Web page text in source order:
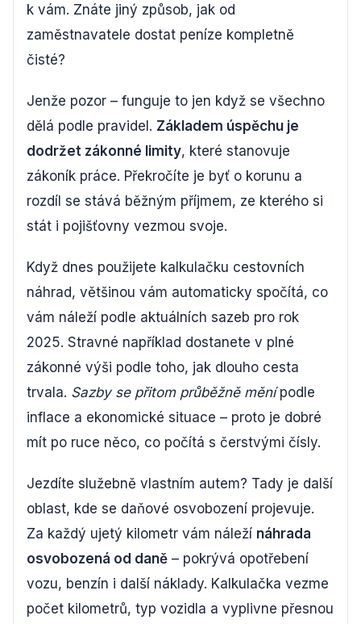
k vám. Znáte jiný způsob, jak od
zaměstnavatele dostat peníze kompletně
čisté?
Jenže pozor – funguje to jen když se všechno
dělá podle pravidel. Základem úspěchu je
dodržet zákonné limity, které stanovuje
zákoník práce. Překročíte je byť o korunu a
rozdíl se stává běžným příjmem, ze kterého si
stát i pojišťovny vezmou svoje.
Když dnes použijete kalkulačku cestovních
náhrad, většinou vám automaticky spočítá, co
vám náleží podle aktuálních sazeb pro rok
2025. Stravné například dostanete v plné
zákonné výši podle toho, jak dlouho cesta
trvala. Sazby se přitom průběžně měnípodle
inflace a ekonomické situace – proto je dobré
mít po ruce něco, co počítá s čerstvými čísly.
Jezdíte služebně vlastním autem? Tady je další
oblast, kde se daňové osvobození projevuje.
Za každý ujetý kilometr vám náleží náhrada
osvobozená od daně – pokrývá opotřebení
vozu, benzín i další náklady. Kalkulačka vezme
počet kilometrů, typ vozidla a vyplivne přesnou